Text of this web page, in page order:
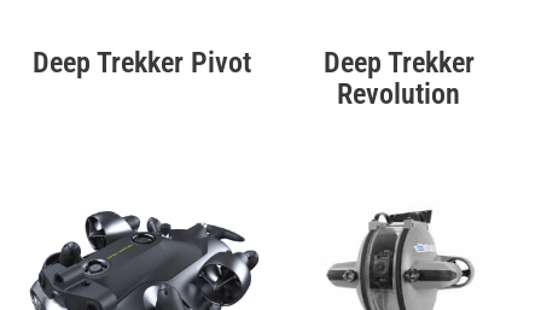
Deep Trekker Pivot
Deep Trekker
Revolution